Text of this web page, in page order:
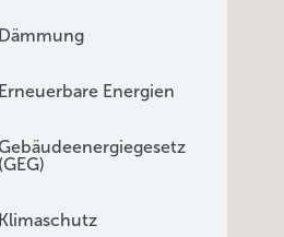
Dämmung
Erneuerbare Energien
(GEG)
Klimaschutz